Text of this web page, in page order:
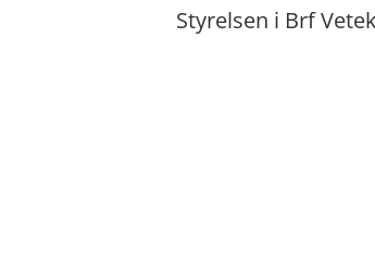
Styrelsen i Brf